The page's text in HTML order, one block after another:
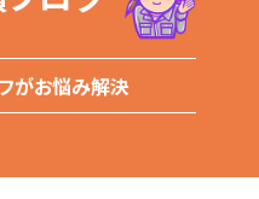
がお悩み解決